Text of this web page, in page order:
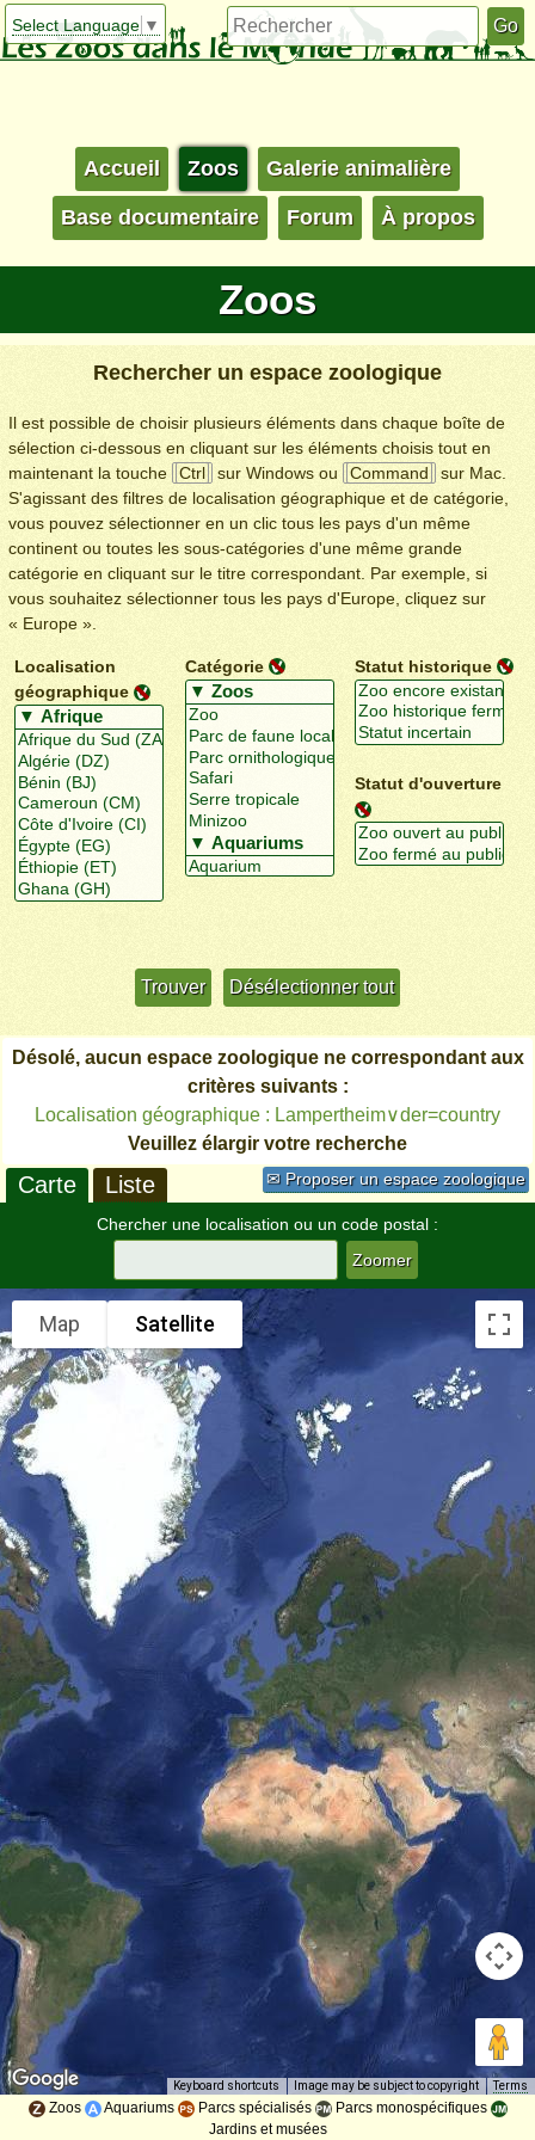
Select Language ▼
Accueil Zoos Galerie animalière
Base documentaire Forum À propos
Zoos
Rechercher un espace zoologique
Il est possible de choisir plusieurs éléments dans chaque boîte de
sélection ci-dessous en cliquant sur les éléments choisis tout en
maintenant la touche
Ctrl sur Windows ou Command
sur Mac.
S'agissant des filtres de localisation géographique et de catégorie,
vous pouvez sélectionner en un clic tous les pays d'un même
continent ou toutes les sous-catégories d'une même grande
catégorie en cliquant sur le titre correspondant. Par exemple, si
vous souhaitez sélectionner tous les pays d'Europe, cliquez sur
« Europe ».
Localisation
géographique
Catégorie Statut historique
Statut d'ouverture
Désolé, aucun espace zoologique ne correspondant aux
critères suivants :
Localisation géographique : Lampertheim∨der=country
Veuillez élargir votre recherche
✉ Proposer un espace zoologique
Carte Liste
Chercher une localisation ou un code postal :
Map Satellite
Keyboard shortcuts Image may be subject to copyright Terms
Zoos Aquariums Parcs spécialisés
Parcs monospécifiques
Jardins et musées